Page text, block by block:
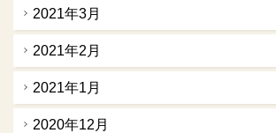
2021年3月
2021年2月
2021年1月
2020年12月